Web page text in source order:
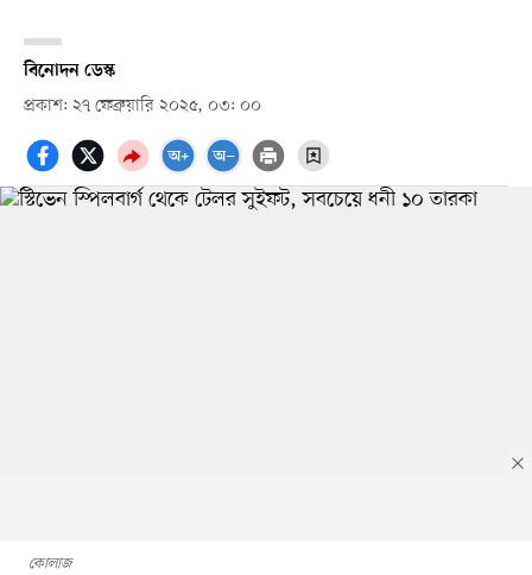
বিনোদন ডেস্ক
প্রকাশ: ২৭ ফেব্রুয়ারি ২০২৫, ০৩: ০০
কোলাজ